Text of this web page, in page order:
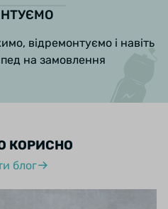
відремонтуємо і навіть
на замовлення
КОРИСНО
блог